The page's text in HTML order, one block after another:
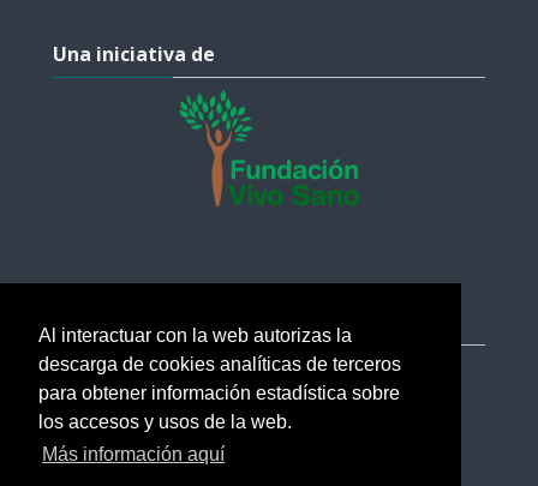
Al interactuar con la web autorizas la
descarga de cookies analíticas de terceros
para obtener información estadística sobre
los accesos y usos de la web.
Más información aquí
Una iniciativa de
Salta Ayuda
Ayuda
soporte@esi.academy
Ayuda
Verificar certificados